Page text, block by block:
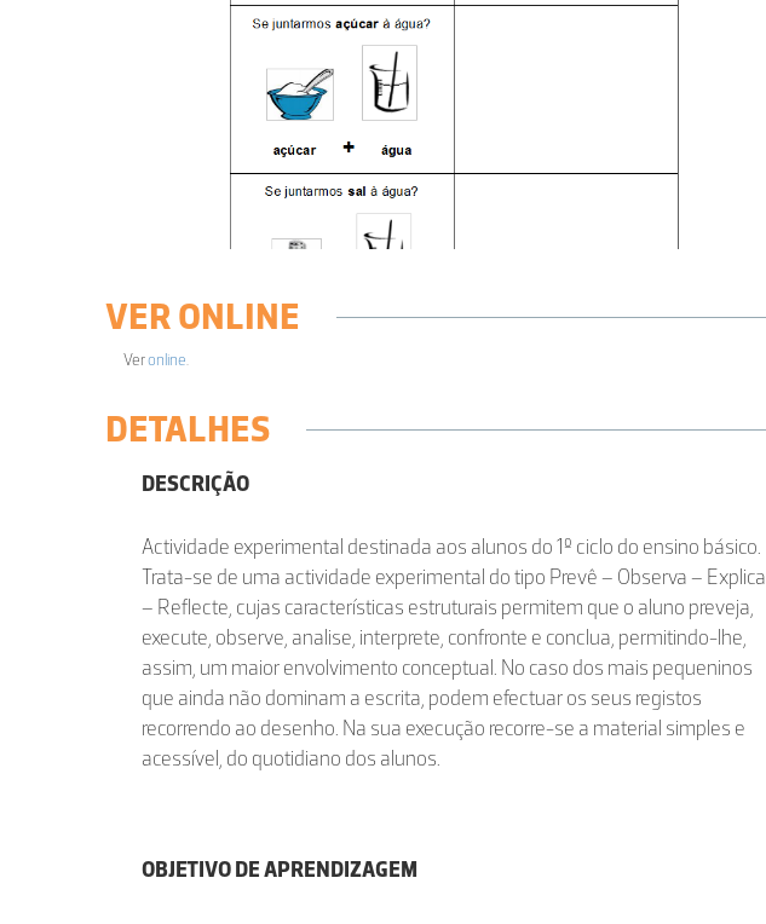
VER ONLINE
Veronline.
DETALHES
DESCRIÇÃO
Actividade experimental destinada aos alunos do 1º ciclo do ensino básico.
Trata-se de uma actividade experimental do tipo Prevê – Observa – Explica
– Reflecte, cujas características estruturais permitem que o aluno preveja,
execute, observe, analise, interprete, confronte e conclua, permitindo-lhe,
assim, um maior envolvimento conceptual. No caso dos mais pequeninos
que ainda não dominam a escrita, podem efectuar os seus registos
recorrendo ao desenho. Na sua execução recorre-se a material simples e
acessível, do quotidiano dos alunos.
OBJETIVO DE APRENDIZAGEM